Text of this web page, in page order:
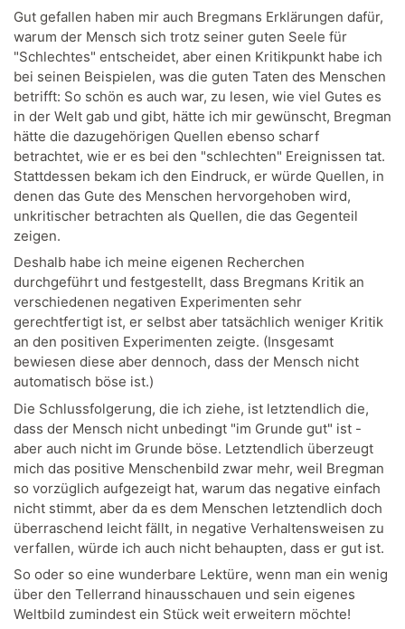
Gut gefallen haben mir auch Bregmans Erklärungen dafür,
warum der Mensch sich trotz seiner guten Seele für
"Schlechtes" entscheidet, aber einen Kritikpunkt habe ich
bei seinen Beispielen, was die guten Taten des Menschen
betrifft: So schön es auch war, zu lesen, wie viel Gutes es
in der Welt gab und gibt, hätte ich mir gewünscht, Bregman
hätte die dazugehörigen Quellen ebenso scharf
betrachtet, wie er es bei den "schlechten" Ereignissen tat.
Stattdessen bekam ich den Eindruck, er würde Quellen, in
denen das Gute des Menschen hervorgehoben wird,
unkritischer betrachten als Quellen, die das Gegenteil
zeigen.
Deshalb habe ich meine eigenen Recherchen
durchgeführt und festgestellt, dass Bregmans Kritik an
verschiedenen negativen Experimenten sehr
gerechtfertigt ist, er selbst aber tatsächlich weniger Kritik
an den positiven Experimenten zeigte. (Insgesamt
bewiesen diese aber dennoch, dass der Mensch nicht
automatisch böse ist.)
Die Schlussfolgerung, die ich ziehe, ist letztendlich die,
dass der Mensch nicht unbedingt "im Grunde gut" ist -
aber auch nicht im Grunde böse. Letztendlich überzeugt
mich das positive Menschenbild zwar mehr, weil Bregman
so vorzüglich aufgezeigt hat, warum das negative einfach
nicht stimmt, aber da es dem Menschen letztendlich doch
überraschend leicht fällt, in negative Verhaltensweisen zu
verfallen, würde ich auch nicht behaupten, dass er gut ist.
So oder so eine wunderbare Lektüre, wenn man ein wenig
über den Tellerrand hinausschauen und sein eigenes
Weltbild zumindest ein Stück weit erweitern möchte!